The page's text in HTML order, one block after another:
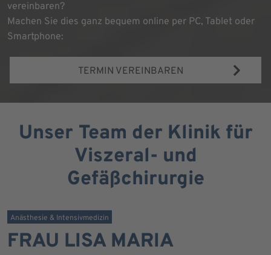
vereinbaren?
Machen Sie dies ganz bequem online per PC, Tablet oder
Smartphone:
TERMIN VEREINBAREN
Unser Team der Klinik für
Viszeral- und
Gefäßchirurgie
Anästhesie & Intensivmedizin
FRAU LISA MARIA